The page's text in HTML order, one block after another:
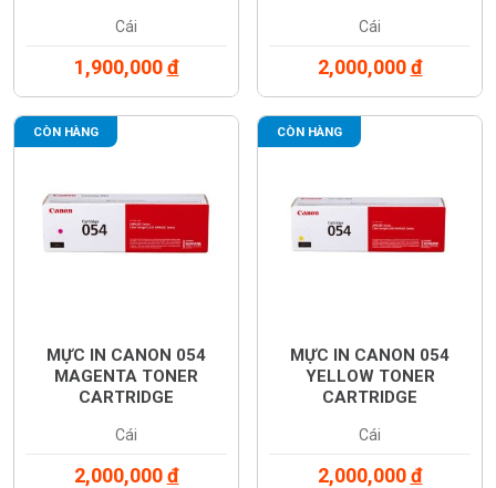
Cái
1,900,000đ
Cái
2,000,000đ
CÒN HÀNG
MỰC IN CANON 054
MAGENTA TONER
CARTRIDGE
Cái
2,000,000đ
CÒN HÀNG
MỰC IN CANON 054
YELLOW TONER
CARTRIDGE
Cái
2,000,000đ